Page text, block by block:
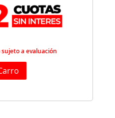
a evaluación